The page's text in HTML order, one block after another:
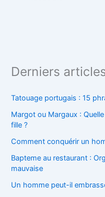
Derniers
Tatouage portugais : 15
Margot ou Margaux :
fille ?
Comment conquérir un
Bapteme au restaurant :
mauvaise
Un homme peut-il